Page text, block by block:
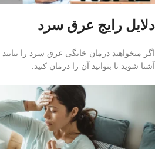
دلایل رایج عرق سرد
اگر میخواهید درمان خانگی عرق سرد را بیابید
آشنا شوید تا بتوانید آن را درمان کنید.